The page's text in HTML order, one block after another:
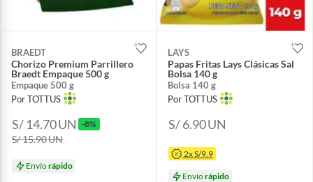
BRAEDT
Chorizo Premium Parrillero
Braedt Empaque 500 g
Empaque 500 g
Por TOTTUS
S/ 14.70UN -8%
S/ 15.90UN
Envíorápido
LAYS
Papas Fritas Lays Clásicas Sal
Bolsa 140 g
Bolsa 140 g
Por TOTTUS
S/ 6.90UN
2x S/9.9
Envíorápido